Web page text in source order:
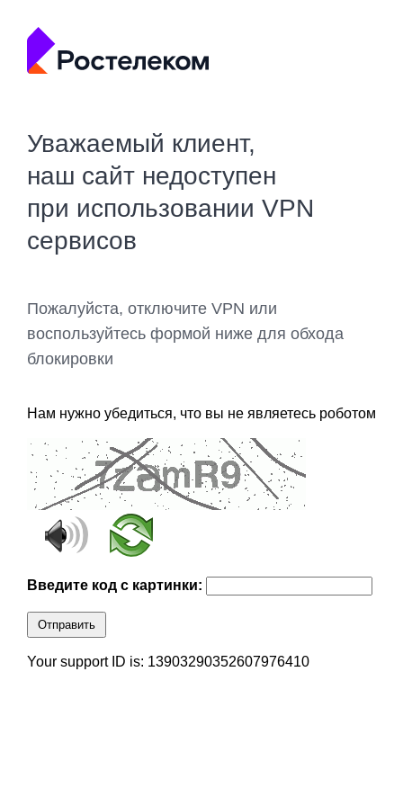
Уважаемый клиент,
наш сайт недоступен
при использовании VPN
сервисов
Пожалуйста, отключите VPN или
воспользуйтесь формой ниже для обхода
блокировки
Нам нужно убедиться, что вы не являетесь роботом
Введите код с картинки:
Отправить
Your support ID is: 13903290352607976410